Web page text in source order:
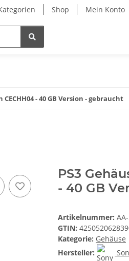
Shop Mein Konto
- 40 GB Version - gebraucht
PS3
- 40 GB
Artikelnummer:
GTIN:
Kategorie: Gehäuse
Hersteller: